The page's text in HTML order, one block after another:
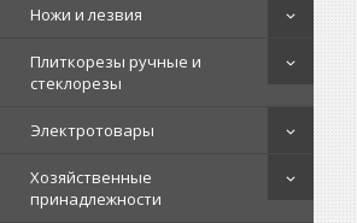
Ножи и лезвия
Плиткорезы ручные и
стеклорезы
Электротовары
Хозяйственные
принадлежности